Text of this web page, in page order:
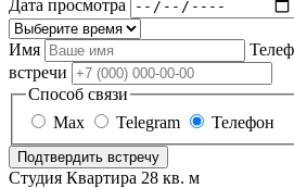
Дата просмотра
Имя
встречи
Способ связи
Max
Telegram Телефон
Подтвердить встречу
Студия Квартира 28 кв. м